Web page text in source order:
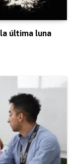
última luna